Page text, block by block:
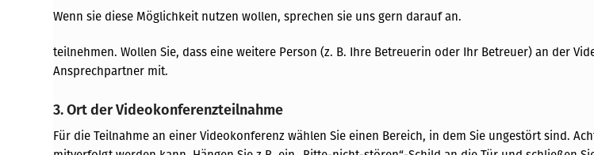
Wenn sie diese Möglichkeit nutzen wollen, sprechen sie uns gern darauf an.
teilnehmen. Wollen Sie, dass eine weitere Person (z. B. Ihre Betreuerin oder Ihr Betreuer) an der
Ansprechpartner mit.
3. Ort der Videokonferenzteilnahme
Für die Teilnahme an einer Videokonferenz wählen Sie einen Bereich, in dem Sie ungestört sind.